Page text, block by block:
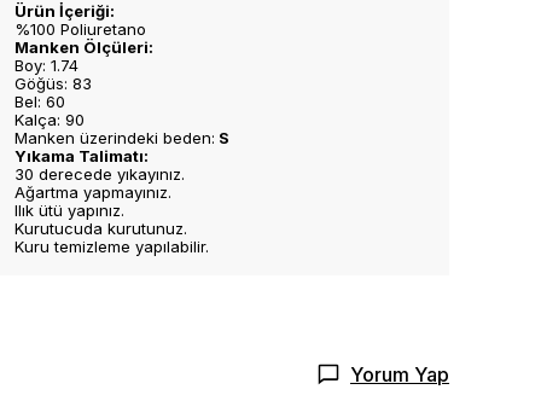
Ürün İçeriği:
%100 Poliuretano
Manken Ölçüleri:
Boy: 1.74
Göğüs: 83
Bel: 60
Kalça: 90
Manken üzerindeki beden: S
Yıkama Talimatı:
30 derecede yıkayınız.
Ağartma yapmayınız.
Ilık ütü yapınız.
Kurutucuda kurutunuz.
Kuru temizleme yapılabilir.
Yorum Yap